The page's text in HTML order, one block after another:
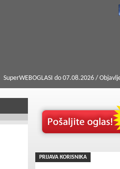
SuperWEBOGLASI do 07.08.2026 /
PRIJAVA KORISNIKA